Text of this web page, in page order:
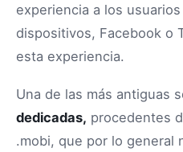
experiencia a los
dispositivos, Facebook o
esta experiencia.
Una de las más antiguas
dedicadas, procedentes
.mobi, que por lo general